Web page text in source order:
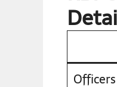
Officers